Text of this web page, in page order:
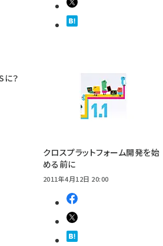
？
クロスプラットフォーム開発を始
める前に
2011年4月12日 20:00